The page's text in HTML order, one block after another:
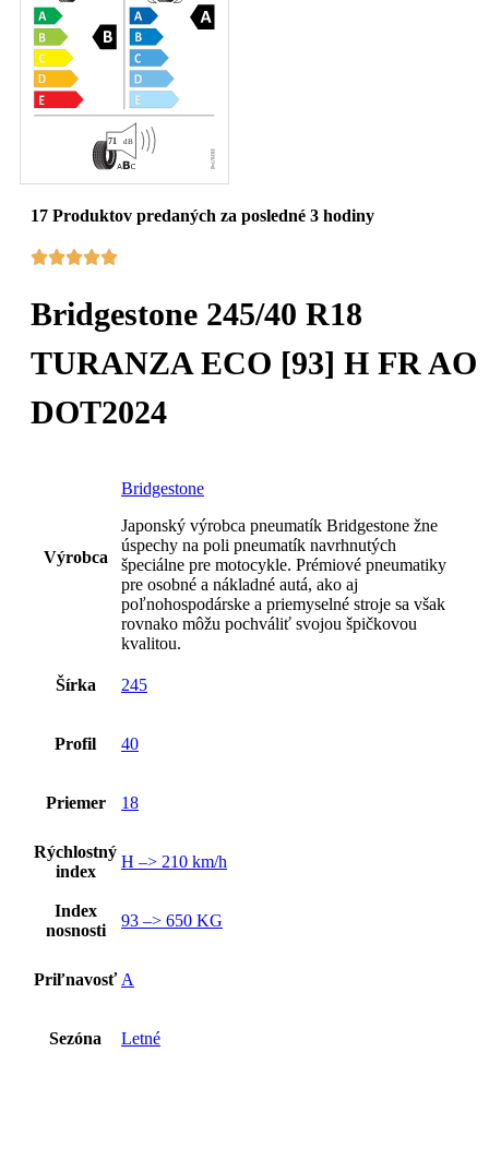
17 Produktov predaných za posledné 3 hodiny
Bridgestone 245/40 R18
TURANZA ECO [93] H FR AO
DOT2024
Výrobca
Bridgestone
Japonský výrobca pneumatík Bridgestone žne
úspechy na poli pneumatík navrhnutých
špeciálne pre motocykle. Prémiové pneumatiky
pre osobné a nákladné autá, ako aj
poľnohospodárske a priemyselné stroje sa však
rovnako môžu pochváliť svojou špičkovou
kvalitou.
Šírka 245
Profil 40
Priemer 18
Rýchlostný
index
H –> 210 km/h
Index
nosnosti
93 –> 650 KG
Priľnavosť A
Sezóna Letné